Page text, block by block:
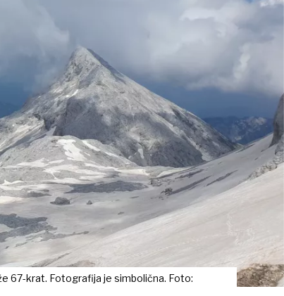
67-krat. Fotografija je simbolična. Foto: